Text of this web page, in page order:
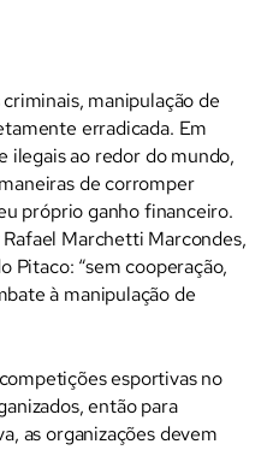
manipulação de
erradicada. Em
ilegais ao redor do mundo,
de corromper
próprio ganho financeiro.
Marchetti Marcondes,
Pitaco: “sem cooperação,
à manipulação de
esportivas no
então para
as organizações devem